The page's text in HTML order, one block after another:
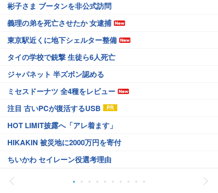
彬子さま ブータンを非公式訪問
義理の弟を死亡させたか 女逮捕
東京駅近くに地下シェルター整備
タイの学校で銃撃 生徒ら6人死亡
ジャパネット 半ズボン認める
ミセスドーナツ 全4種をレビュー
注目 古いPCが復活するUSB
HOT LIMIT披露へ「アレ着ます」
HIKAKIN 被災地に2000万円を寄付
ちいかわ セイレーン役選考理由